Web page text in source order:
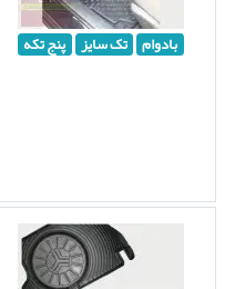
بادوام تک سایز پنج تکه